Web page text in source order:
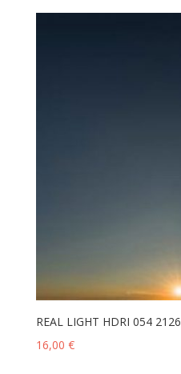
REAL LIGHT HDRI 054 2126
16,00 €